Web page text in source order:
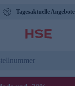
Tagesaktuelle Angebote